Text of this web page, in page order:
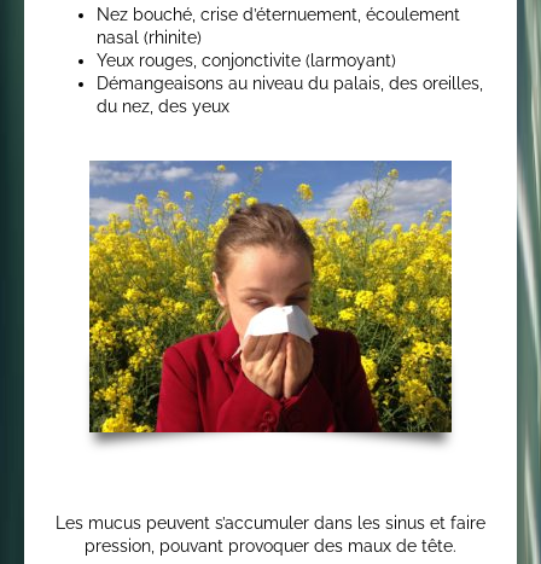
Nez bouché, crise d’éternuement, écoulement
nasal (rhinite)
Yeux rouges, conjonctivite (larmoyant)
Démangeaisons au niveau du palais, des oreilles,
du nez, des yeux
Les mucus peuvent s’accumuler dans les sinus et faire
pression, pouvant provoquer des maux de tête.